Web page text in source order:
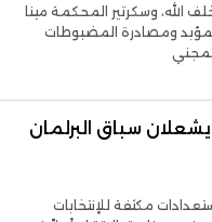
وسكرتير المحكمة مينا
ومصادرة المضبوطات
سباق البرلمان
مكثفة للإنتخابات